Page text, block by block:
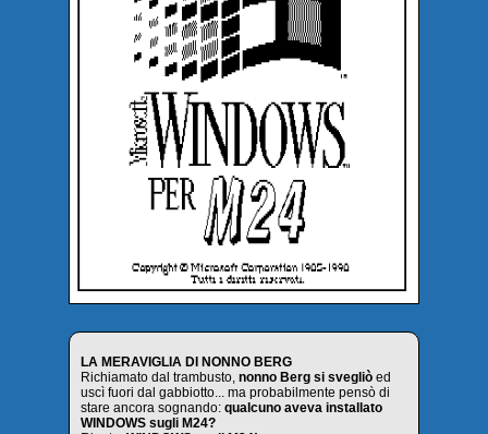
LA MERAVIGLIA DI NONNO BERG
Richiamato dal trambusto, nonno Berg si svegliò ed
uscì fuori dal gabbiotto... ma probabilmente pensò di
stare ancora sognando: qualcuno aveva installato
WINDOWS sugli M24?